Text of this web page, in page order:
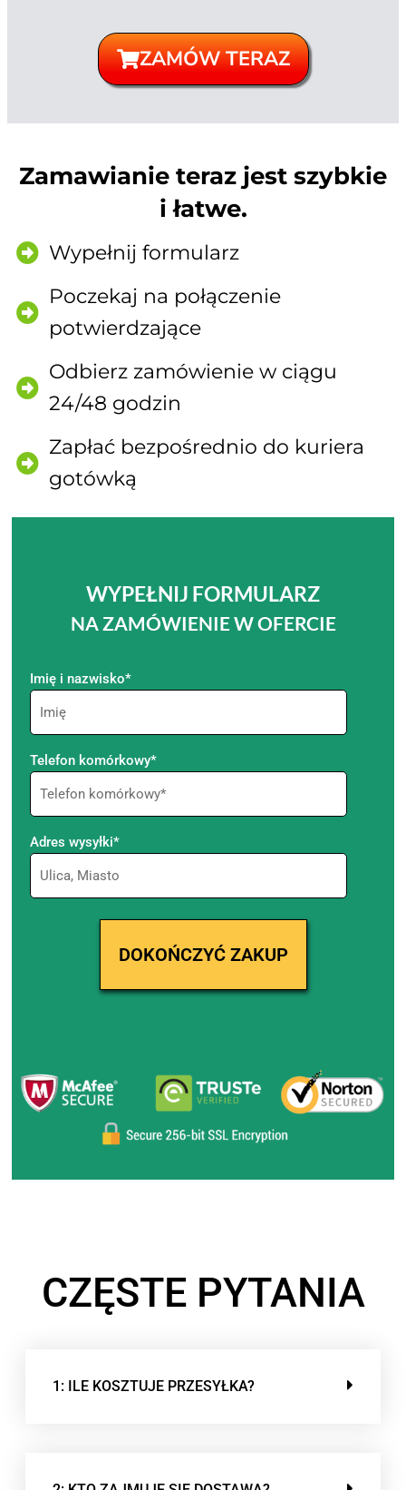
ZAMÓW TERAZ
Zamawianie teraz jest szybkie
i łatwe.
Wypełnij formularz
Poczekaj na połączenie
potwierdzające
Odbierz zamówienie w ciągu
24/48 godzin
Zapłać bezpośrednio do kuriera
gotówką
WYPEŁNIJ FORMULARZ
NA ZAMÓWIENIE W OFERCIE
Imię i nazwisko*
Telefon komórkowy*
Adres wysyłki*
CZĘSTE PYTANIA
1: ILE KOSZTUJE PRZESYŁKA?